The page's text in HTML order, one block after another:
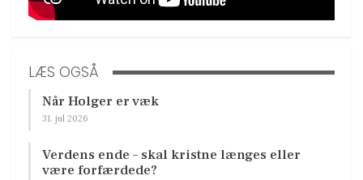
LÆS OGSÅ
Når Holger er væk
31. jul 2026
Verdens ende – skal kristne længes eller
være forfærdede?